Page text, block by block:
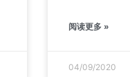
阅读更多 »
04/09/2020